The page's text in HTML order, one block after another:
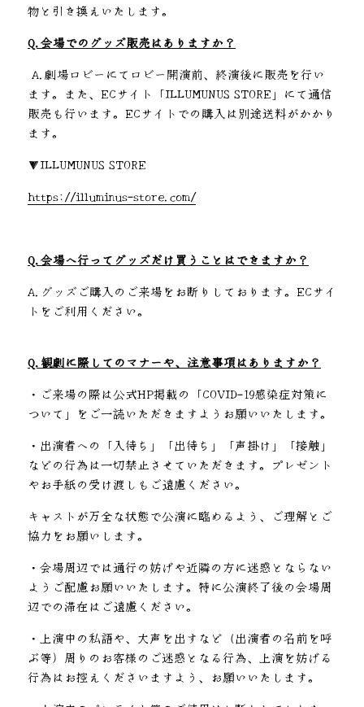
物と引き換えいたします。
Q.会場でのグッズ販売はありますか？
ます。また、ECサイト「ILLUMUNUS STORE」にて通信
販売も行います。ECサイトでの購入は別途送料がかかり
ます。
▼ILLUMUNUS STORE
https://illuminus-store.com/
Q.会場へ行ってグッズだけ買うことはできますか？
A.グッズご購入のご来場をお断りしております。ECサイ
トをご利用ください。
Q.観劇に際してのマナーや、注意事項はありますか？
・ご来場の際は公式HP掲載の「COVID-19感染症対策に
ついて」をご一読いただきますようお願いいたします。
・出演者への「入待ち」「出待ち」「声掛け」「接触」
などの行為は一切禁止させていただきます。プレゼント
やお手紙の受け渡しもご遠慮ください。
キャストが万全な状態で公演に臨めるよう、ご理解とご
協力をお願いします。
・会場周辺では通行の妨げや近隣の方に迷惑とならない
ようご配慮お願いいたします。特に公演終了後の会場周
辺での滞在はご遠慮ください。
・上演中の私語や、大声を出すなど（出演者の名前を呼
ぶ等）周りのお客様のご迷惑となる行為、上演を妨げる
行為はお控えくださいますよう、お願いいたします。